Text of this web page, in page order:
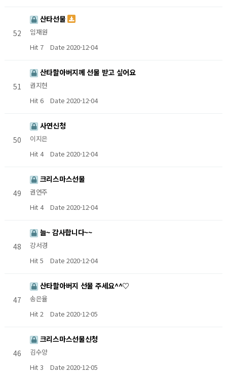
52
산타선물
임재원
Hit 7
Date 2020-12-04
51
산타할아버지께 선물 받고 싶어요
권지현
Hit 6
Date 2020-12-04
50
사연신청
이지은
Hit 4
Date 2020-12-04
49
크리스마스선물
권연주
Hit 4
Date 2020-12-04
48
늘~ 감사합니다~~
강서경
Hit 5
Date 2020-12-04
47
산타할아버지 선물 주세요^^♡
송은율
Hit 2
Date 2020-12-05
46
크리스마스선물신청
김수양
Hit 3
Date 2020-12-05